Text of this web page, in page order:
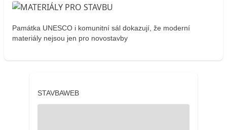
Památka UNESCO i komunitní sál dokazují, že moderní
materiály nejsou jen pro novostavby
STAVBAWEB